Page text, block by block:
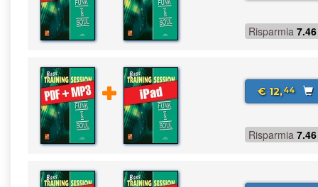
Risparmia 7.46
€ 12,44
Risparmia 7.46